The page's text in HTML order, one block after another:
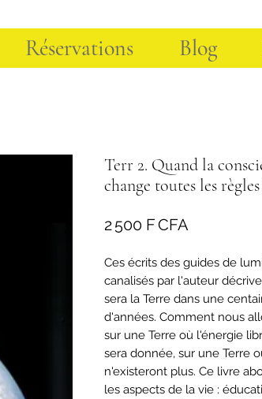
Réservations Blog
Terr 2. Quand la
change toutes les règles
2 500 F CFA
Ces écrits des guides de
canalisés par l'auteur
sera la Terre dans une
d'années. Comment nous
sur une Terre où l'énergie
sera donnée, sur une Terre
n'existeront plus. Ce livre
les aspects de la vie :